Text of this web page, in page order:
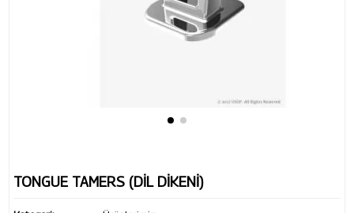
TONGUE TAMERS (DİL DİKENİ)